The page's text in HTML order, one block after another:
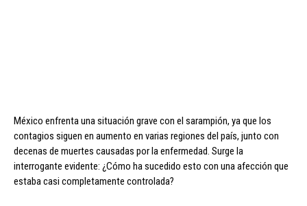
México enfrenta una situación grave con el sarampión, ya que los
contagios siguen en aumento en varias regiones del país, junto con
decenas de muertes causadas por la enfermedad. Surge la
interrogante evidente: ¿Cómo ha sucedido esto con una afección que
estaba casi completamente controlada?